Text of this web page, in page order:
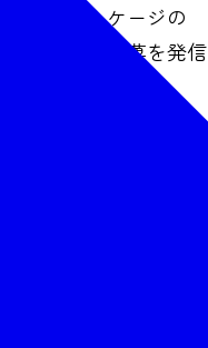
特別パッケージの
使と仙台銘菓を発信